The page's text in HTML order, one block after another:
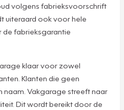
volgens fabrieksvoorschrift
uiteraard ook voor hele
de fabrieksgarantie
klaar voor zowel
Klanten die geen
naam. Vakgarage streeft naar
Dit wordt bereikt door de